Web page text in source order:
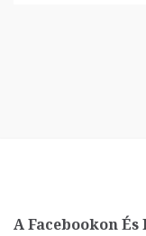
A Facebookon